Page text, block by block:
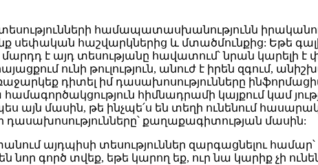
տեսությունների համապատասխանությունն
սեփական հաշվարկներից և մտածմունքից: Եթե
է այդ տեսությանը հավատում՝ նրան կարելի է
ունի թուլություն, անուժ է իրեն զգում,
դիտել իմ դասախոսությունները
հիմնադրամի կայքում կամ
այն մասին, թե ինչպե՛ս են տեղի ունենում
քաղաքագիտության մասին:
այդպիսի տեսություններ զարգացնելու
նոր գործ տվեք, եթե կարող եք, ուր նա կարիք չի